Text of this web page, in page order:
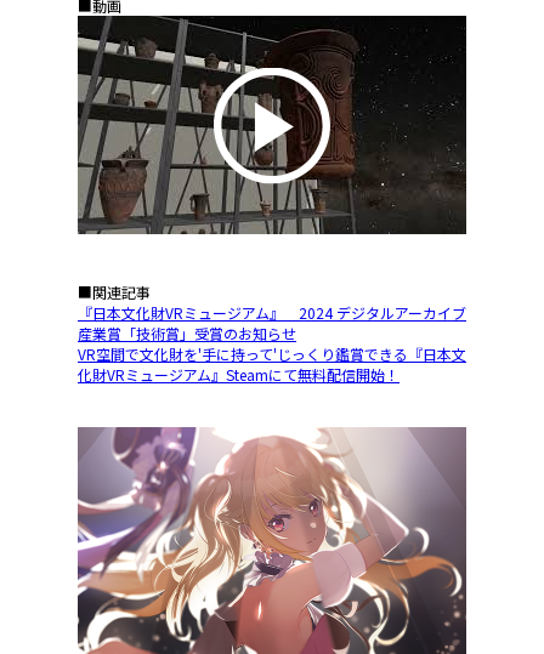
■動画
■関連記事
『日本文化財VRミュージアム』 2024 デジタルアーカイブ
産業賞「技術賞」受賞のお知らせ
VR空間で文化財を'手に持って'じっくり鑑賞できる『日本文
化財VRミュージアム』Steamにて無料配信開始！